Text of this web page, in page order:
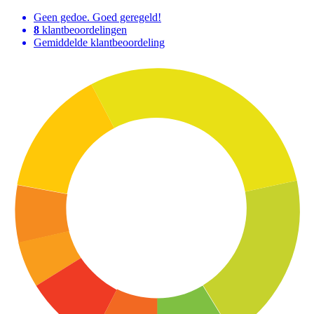
Geen gedoe. Goed geregeld!
8 klantbeoordelingen
Gemiddelde klantbeoordeling